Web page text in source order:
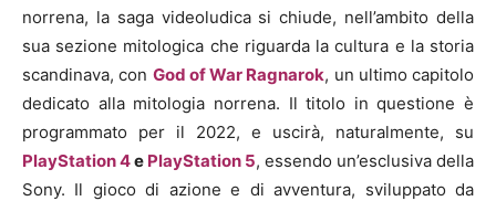
norrena, la saga videoludica si chiude, nell’ambito della
sua sezione mitologica che riguarda la cultura e la storia
scandinava, con God of War Ragnarok, un ultimo capitolo
dedicato alla mitologia norrena. Il titolo in questione è
programmato per il 2022, e uscirà, naturalmente, su
PlayStation 4e PlayStation 5, essendo un’esclusiva della
Sony. Il gioco di azione e di avventura, sviluppato da